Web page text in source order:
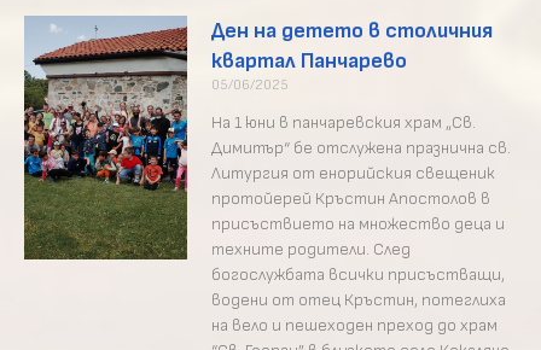
Ден на детето в столичния
квартал Панчарево
05/06/2025
На 1 юни в панчаревския храм „Св.
Димитър“ бе отслужена празнична св.
Литургия от енорийския свещеник
протойерей Кръстин Апостолов в
присъствието на множество деца и
техните родители. След
богослужбата всички присъстващи,
водени от отец Кръстин, потеглиха
на вело и пешеходен преход до храм